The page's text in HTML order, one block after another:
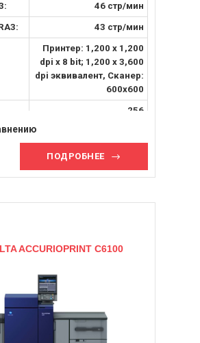
46 стр/мин
43 стр/мин
Принтер: 1,200 x 1,200
dpi x 8 bit; 1,200 x 3,600
dpi эквивалент, Сканер:
600x600
256
м2]:
ПОДРОБНЕЕ
ACCURIOPRINT C6100